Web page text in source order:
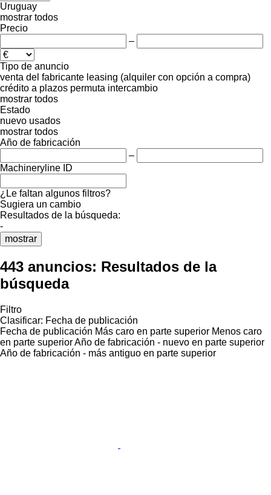
Uruguay
mostrar todos
Precio
–
Tipo de anuncio
venta del fabricante leasing (alquiler con opción a compra)
crédito a plazos permuta intercambio
mostrar todos
Estado
nuevo usados
mostrar todos
Año de fabricación
–
Machineryline ID
¿Le faltan algunos filtros?
Sugiera un cambio
Resultados de la búsqueda:
-
mostrar
443 anuncios: Resultados de la
búsqueda
Filtro
Clasificar: Fecha de publicación
Fecha de publicación Más caro en parte superior Menos caro
en parte superiorAño de fabricación - nuevo en parte superior
Año de fabricación - más antiguo en parte superior